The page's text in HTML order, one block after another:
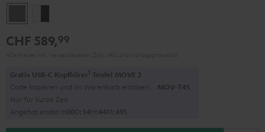
Schwarz
CHF 589,99
Gratis USB-C Kopfhörer1 Teufel MOVE 2
Code kopieren und im Warenkorb einlösen. MOV-T4S
Nur für kurze Zeit
Angebot endet in00D:14H:44M:49S